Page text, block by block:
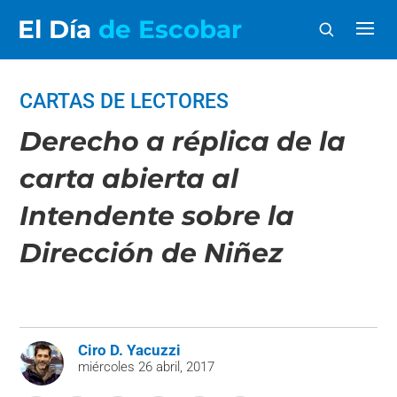
El Día de Escobar
CARTAS DE LECTORES
Derecho a réplica de la
carta abierta al
Intendente sobre la
Dirección de Niñez
Ciro D. Yacuzzi
miércoles 26 abril, 2017